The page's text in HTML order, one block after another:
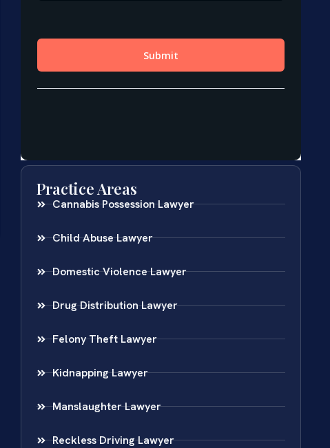
Practice Areas
Cannabis Possession Lawyer
Child Abuse Lawyer
Domestic Violence Lawyer
Drug Distribution Lawyer
Felony Theft Lawyer
Kidnapping Lawyer
Manslaughter Lawyer
Reckless Driving Lawyer